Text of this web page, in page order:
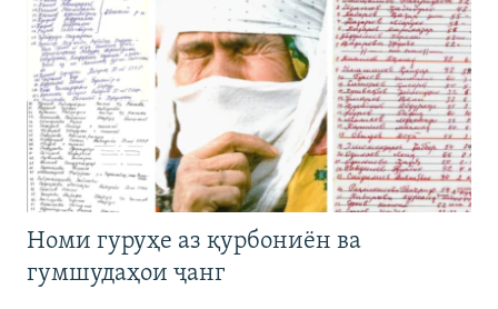
Номи гуруҳе аз қурбониён ва
гумшудаҳои ҷанг